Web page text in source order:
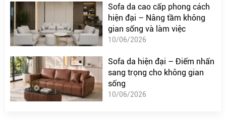
Sofa da cao cấp phong cách
hiện đại – Nâng tầm không
gian sống và làm việc
10/06/2026
Sofa da hiện đại – Điểm nhấn
sang trọng cho không gian
sống
10/06/2026